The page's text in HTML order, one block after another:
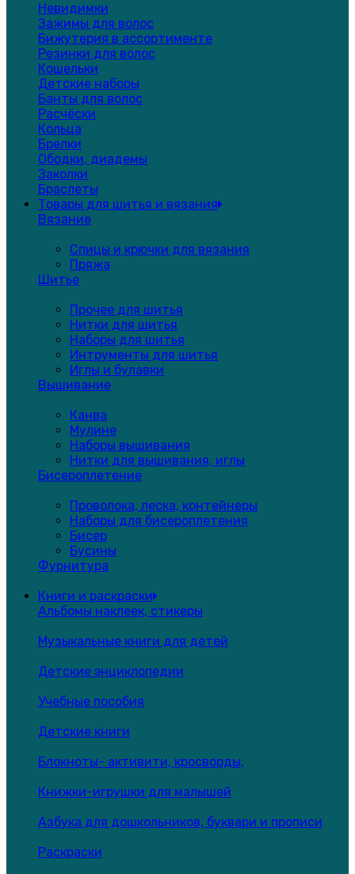
Невидимки
Зажимы для волос
Бижутерия в ассортименте
Резинки для волос
Кошельки
Детские наборы
Банты для волос
Расчёски
Кольца
Брелки
Ободки, диадемы
Заколки
Браслеты
Товары для шитья и вязания
Вязание
Спицы и крючки для вязания
Пряжа
Шитье
Прочее для шитья
Нитки для шитья
Наборы для шитья
Интрументы для шитья
Иглы и булавки
Вышивание
Канва
Мулине
Наборы вышивания
Нитки для вышивания, иглы
Бисероплетение
Проволока, леска, контейнеры
Наборы для бисероплетения
Бисер
Бусины
Фурнитура
Книги и раскраски
Альбомы наклеек, стикеры
Музыкальные книги для детей
Детские энциклопедии
Учебные пособия
Детские книги
Блокноты- активити, кросворды,
Книжки-игрушки для малышей
Азбука для дошкольников, буквари и прописи
Раскраски